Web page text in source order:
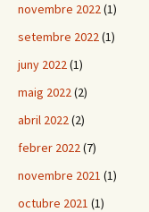
novembre 2022(1)
setembre 2022(1)
juny 2022(1)
maig 2022(2)
abril 2022(2)
febrer 2022(7)
novembre 2021 (1)
octubre 2021 (1)